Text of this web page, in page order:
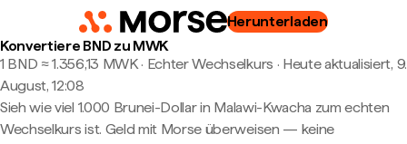
Herunterladen
Konvertiere BND zu MWK
1 BND ≈ 1.356,13 MWK · Echter Wechselkurs · Heute aktualisiert, 9.
August, 12:08
Sieh wie viel 1.000 Brunei-Dollar in Malawi-Kwacha zum echten
Wechselkurs ist. Geld mit Morse überweisen — keine